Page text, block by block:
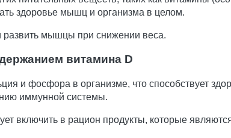
здоровье мышц и организма в целом.
развить мышцы при снижении веса.
витамина D
и фосфора в организме, что способствует
иммунной системы.
включить в рацион продукты, которые